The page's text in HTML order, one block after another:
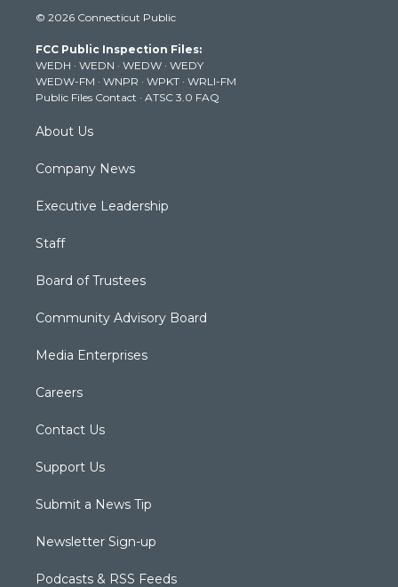
t
e
r
t
g
r
a
m
t
b
e
k
© 2026 Connecticut Public
FCC Public Inspection Files:
WEDH · WEDN · WEDW · WEDY
WEDW-FM · WNPR · WPKT · WRLI-FM
Public Files Contact · ATSC 3.0 FAQ
About Us
Company News
Executive Leadership
Staff
Board of Trustees
Community Advisory Board
Media Enterprises
Careers
Contact Us
Support Us
Submit a News Tip
Newsletter Sign-up
Podcasts & RSS Feeds